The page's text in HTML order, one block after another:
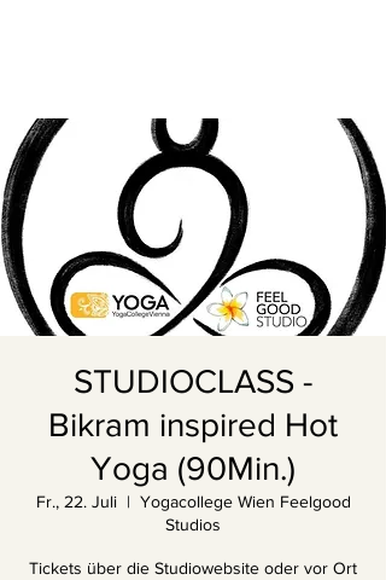
STUDIOCLASS -
Bikram inspired Hot
Yoga (90Min.)
Fr., 22. Juli
  |
Yogacollege Wien Feelgood
Studios
Tickets über die Studiowebsite oder vor Ort